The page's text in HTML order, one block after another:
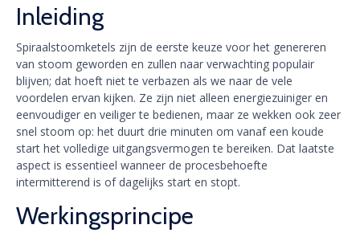
Inleiding
Spiraalstoomketels zijn de eerste keuze voor het genereren
van stoom geworden en zullen naar verwachting populair
blijven; dat hoeft niet te verbazen als we naar de vele
voordelen ervan kijken. Ze zijn niet alleen energiezuiniger en
eenvoudiger en veiliger te bedienen, maar ze wekken ook zeer
snel stoom op: het duurt drie minuten om vanaf een koude
start het volledige uitgangsvermogen te bereiken. Dat laatste
aspect is essentieel wanneer de procesbehoefte
intermitterend is of dagelijks start en stopt.
Werkingsprincipe